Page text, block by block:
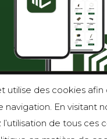
utilise des cookies afin
navigation. En visitant
de tous ces